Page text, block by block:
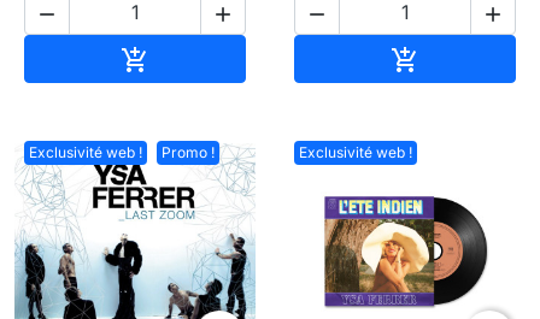
 

 

Exclusivité web ! Promo ! Exclusivité web !